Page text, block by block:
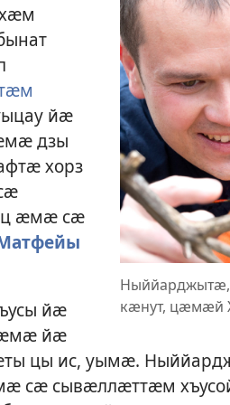
кӕнут, цӕмӕй
йӕ
дзы
хорз
ӕмӕ сӕ
йӕ
йӕ
цы ис, уымӕ.
сӕ сывӕллӕттӕм